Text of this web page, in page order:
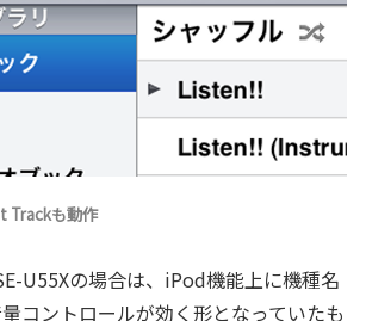
Trackも動作
U55Xの場合は、iPod機能上に機種名
コントロールが効く形となっていたも